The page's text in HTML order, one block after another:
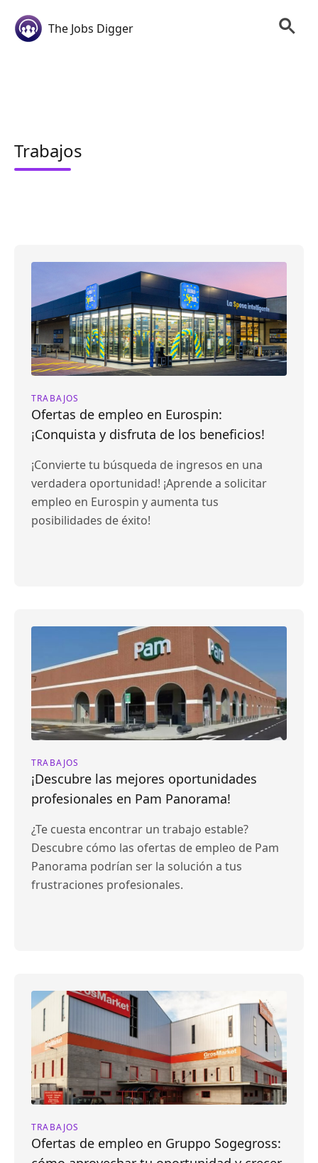
The Jobs Digger
Trabajos
TRABAJOS
Ofertas de empleo en Eurospin:
¡Conquista y disfruta de los beneficios!
¡Convierte tu búsqueda de ingresos en una
verdadera oportunidad! ¡Aprende a solicitar
empleo en Eurospin y aumenta tus
posibilidades de éxito!
TRABAJOS
¡Descubre las mejores oportunidades
profesionales en Pam Panorama!
¿Te cuesta encontrar un trabajo estable?
Descubre cómo las ofertas de empleo de Pam
Panorama podrían ser la solución a tus
frustraciones profesionales.
TRABAJOS
Ofertas de empleo en Gruppo Sogegross: